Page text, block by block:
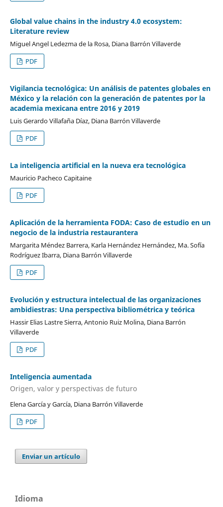
Global value chains in the industry 4.0 ecosystem:
Literature review
Miguel Angel Ledezma de la Rosa, Diana Barrón Villaverde
PDF
Vigilancia tecnológica: Un análisis de patentes globales en
México y la relación con la generación de patentes por la
academia mexicana entre 2016 y 2019
Luis Gerardo Villafaña Díaz, Diana Barrón Villaverde
PDF
La inteligencia artificial en la nueva era tecnológica
Mauricio Pacheco Capitaine
PDF
Aplicación de la herramienta FODA: Caso de estudio en un
negocio de la industria restaurantera
Margarita Méndez Barrera, Karla Hernández Hernández, Ma. Sofía
Rodríguez Ibarra, Diana Barrón Villaverde
PDF
Evolución y estructura intelectual de las organizaciones
ambidiestras: Una perspectiva bibliométrica y teórica
Hassir Elias Lastre Sierra, Antonio Ruiz Molina, Diana Barrón
Villaverde
PDF
Inteligencia aumentada
Origen, valor y perspectivas de futuro
Elena García y García, Diana Barrón Villaverde
PDF
Enviar un artículo
Idioma